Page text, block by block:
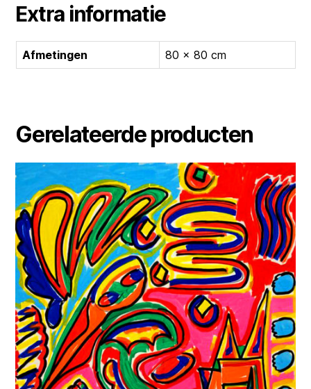
Extra informatie
Afmetingen 80 × 80 cm
Gerelateerde producten